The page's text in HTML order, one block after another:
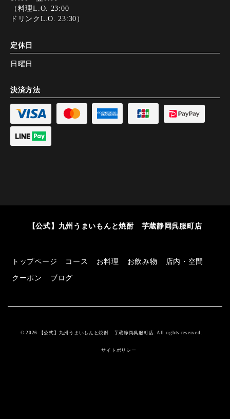
（料理L.O. 23:00
ドリンクL.O. 23:30）
定休日
日曜日
決済方法
【公式】九州うまいもんと焼酎 芋蔵静岡呉服町店
トップページ コース お料理 お飲み物 店内・空間
クーポン ブログ
© 2026 【公式】九州うまいもんと焼酎 芋蔵静岡呉服町店. All rights reserved.
サイトポリシー